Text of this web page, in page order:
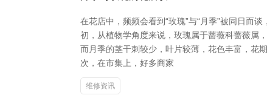
在花店中，频频会看到“玫瑰”与“月季”被同日而
初，从植物学角度来说，玫瑰属于蔷薇科蔷薇属
而月季的茎干刺较少，叶片较薄，花色丰富，花
次，在市集上，好多商家
维修资讯